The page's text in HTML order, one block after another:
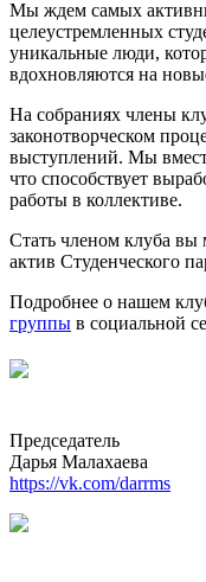
Мы ждем самых
целеустремленных
уникальные люди,
вдохновляются на
На собраниях члены
законотворческом
выступлений. Мы
что способствует
работы в коллективе.
Стать членом клуба вы
актив Студенческого
Подробнее о нашем
группы в социальной
Председатель
Дарья Малахаева
https://vk.com/darrms